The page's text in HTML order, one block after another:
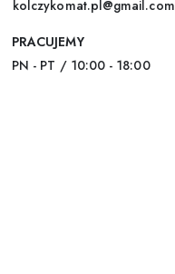
kolczykomat.pl@gmail.com
PRACUJEMY
PN - PT / 10:00 - 18:00